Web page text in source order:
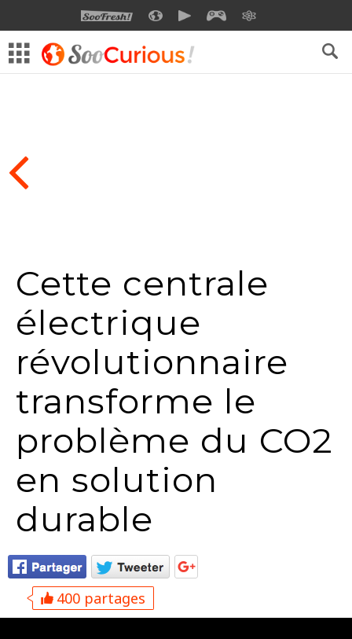
SOOFRESHSOOCURIOUSSOOMOTIONSOOGEEK
Cette centrale
électrique
révolutionnaire
transforme le
problème du CO2
en solution
durable
400 partages